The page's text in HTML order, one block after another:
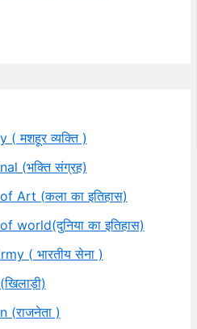
( मशहूर व्यक्ति )
(भक्ति संग्रह)
Art (कला का इतिहास)
world(दुनिया का इतिहास)
( भारतीय सेना )
(राजनेता )